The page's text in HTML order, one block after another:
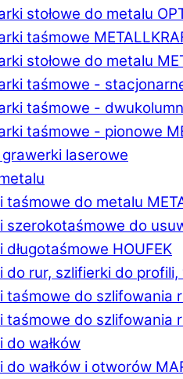
stołowe do metalu
taśmowe
stołowe do metalu
taśmowe -
taśmowe -
taśmowe - pionowe
laserowe
taśmowe do metalu
szerokotaśmowe do
długotaśmowe HOUFEK
do rur, szlifierki do
taśmowe do szlifowania
taśmowe do szlifowania
do wałków
do wałków i otworów